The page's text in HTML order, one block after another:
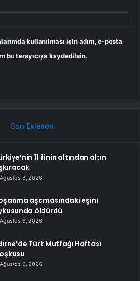
kullanılması için adım, e-posta
bu tarayıcıya kaydedilsin.
Son Eklenen
11 ilinin altından altın
Ağustos 6, 2026
aşamasındaki eşini
öldürdü
Ağustos 6, 2026
Türk Mutfağı Haftası
Ağustos 6, 2026